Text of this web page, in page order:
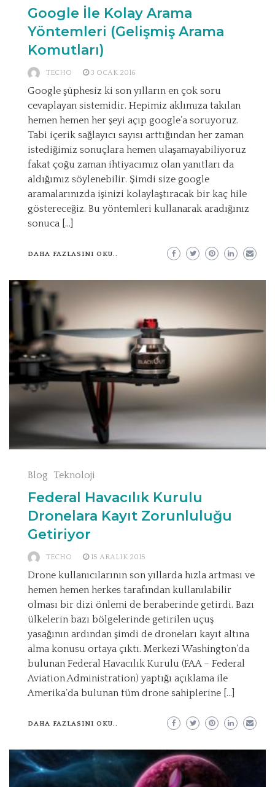
Google İle Kolay Arama
Yöntemleri (Gelişmiş Arama
Komutları)
TECHO 3 OCAK 2016
Google şüphesiz ki son yılların en çok soru
cevaplayan sistemidir. Hepimiz aklımıza takılan
hemen hemen her şeyi açıp google’a soruyoruz.
Tabi içerik sağlayıcı sayısı arttığından her zaman
istediğimiz sonuçlara hemen ulaşamayabiliyoruz
fakat çoğu zaman ihtiyacımız olan yanıtları da
aldığımız söylenebilir. Şimdi size google
aramalarınızda işinizi kolaylaştıracak bir kaç hile
göstereceğiz. Bu yöntemleri kullanarak aradığınız
sonuca […]
DAHA FAZLASINI OKU..
Blog Teknoloji
Federal Havacılık Kurulu
Dronelara Kayıt Zorunluluğu
Getiriyor
TECHO 15 ARALIK 2015
Drone kullanıcılarının son yıllarda hızla artması ve
hemen hemen herkes tarafından kullanılabilir
olması bir dizi önlemi de beraberinde getirdi. Bazı
ülkelerin bazı bölgelerinde getirilen uçuş
yasağının ardından şimdi de droneları kayıt altına
alma konusu ortaya çıktı. Merkezi Washington’da
bulunan Federal Havacılık Kurulu (FAA – Federal
Aviation Administration) yaptığı açıklama ile
Amerika’da bulunan tüm drone sahiplerine […]
DAHA FAZLASINI OKU..